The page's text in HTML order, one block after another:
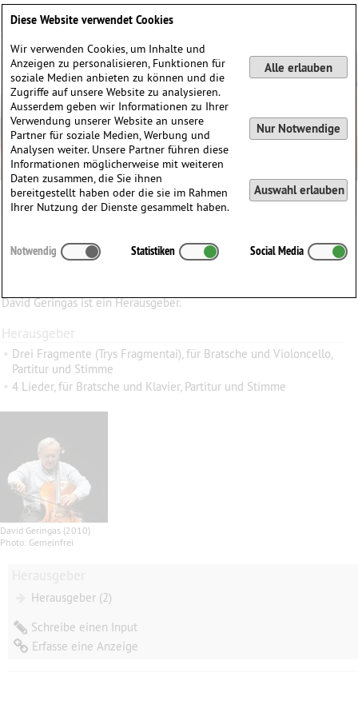
David Geringas
Geringas
∗ 29.07.1946 inVilnius, Litauen
David Geringas ist ein Herausgeber.
Herausgeber
• Drei Fragmente (Trys Fragmentai), für Bratsche und Violoncello,
Partitur und Stimme
• 4 Lieder, für Bratsche und Klavier, Partitur und Stimme
David Geringas (2010)
Photo: Gemeinfrei
Herausgeber (2)
Schreibe einen Input
Erfasse eine Anzeige
Diese Website verwendet Cookies
Wir verwenden Cookies, um Inhalte und
Anzeigen zu personalisieren, Funktionen für
soziale Medien anbieten zu können und die
Zugriffe auf unsere Website zu analysieren.
Ausserdem geben wir Informationen zu Ihrer
Verwendung unserer Website an unsere
Partner für soziale Medien, Werbung und
Analysen weiter. Unsere Partner führen diese
Informationen möglicherweise mit weiteren
Daten zusammen, die Sie ihnen
bereitgestellt haben oder die sie im Rahmen
Ihrer Nutzung der Dienste gesammelt haben.
Alle erlauben
Nur Notwendige
Auswahl erlauben
Notwendig Statistiken Social Media